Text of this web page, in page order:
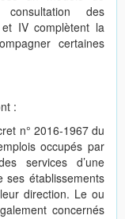
des
IV complètent la
certaines
:
n° 2016-1967 du
occupés par
services d’une
ses établissements
direction. Le ou
concernés